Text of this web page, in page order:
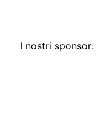
I nostri sponsor: